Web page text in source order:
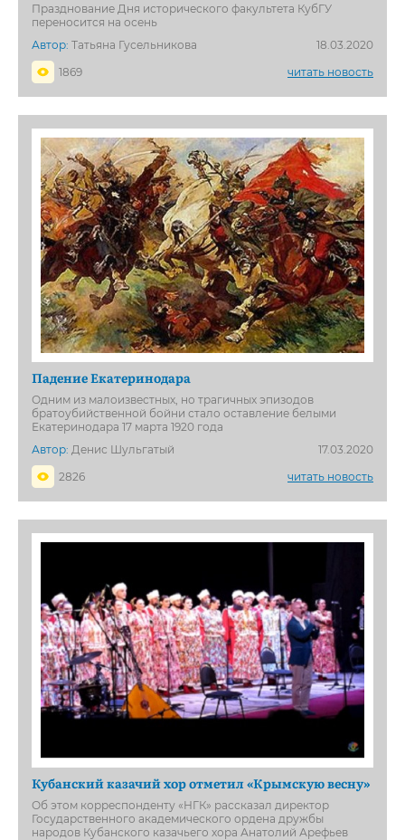
Празднование Дня исторического факультета КубГУ
переносится на осень
Автор: Татьяна Гусельникова
18.03.2020
1869
читать новость
Падение Екатеринодара
Одним из малоизвестных, но трагичных эпизодов
братоубийственной бойни стало оставление белыми
Екатеринодара 17 марта 1920 года
Автор: Денис Шульгатый
17.03.2020
2826
читать новость
Кубанский казачий хор отметил «Крымскую весну»
Об этом корреспонденту «НГК» рассказал директор
Государственного академического ордена дружбы
народов Кубанского казачьего хора Анатолий Арефьев